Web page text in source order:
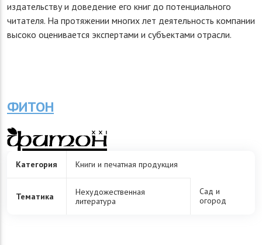
издательству и доведение его книг до потенциального
читателя. На протяжении многих лет деятельность компании
высоко оценивается экспертами и субъектами отрасли.
ФИТОН
Категория Книги и печатная продукция
Тематика
Нехудожественная
литература
Сад и
огород